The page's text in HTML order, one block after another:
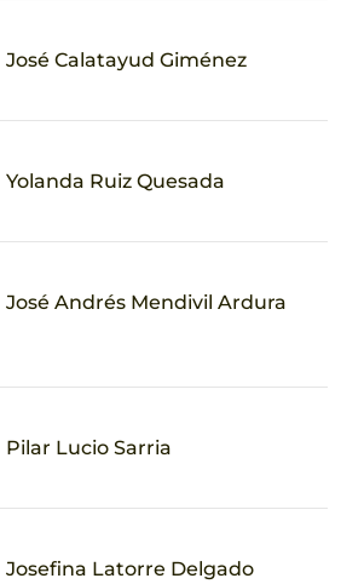
José Calatayud Giménez
Yolanda Ruiz Quesada
José Andrés Mendivil Ardura
Pilar Lucio Sarria
Josefina Latorre Delgado